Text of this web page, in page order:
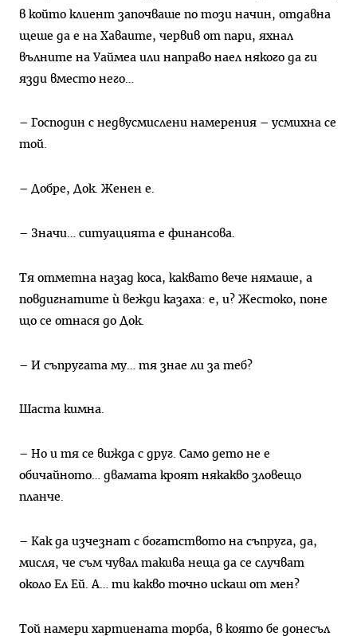
в който клиент започваше по този начин, отдавна
щеше да е на Хаваите, червив от пари, яхнал
вълните на Уаймеа или направо наел някого да ги
язди вместо него…
– Господин с недвусмислени намерения – усмихна се
той.
– Добре, Док. Женен е.
– Значи… ситуацията е финансова.
Тя отметна назад коса, каквато вече нямаше, а
повдигнатите ѝ вежди казаха: е, и? Жестоко, поне
що се отнася до Док.
– И съпругата му… тя знае ли за теб?
Шаста кимна.
– Но и тя се вижда с друг. Само дето не е
обичайното… двамата кроят някакво зловещо
планче.
– Как да изчезнат с богатството на съпруга, да,
мисля, че съм чувал такива неща да се случват
около Ел Ей. А… ти какво точно искаш от мен?
Той намери хартиената торба, в която бе донесъл